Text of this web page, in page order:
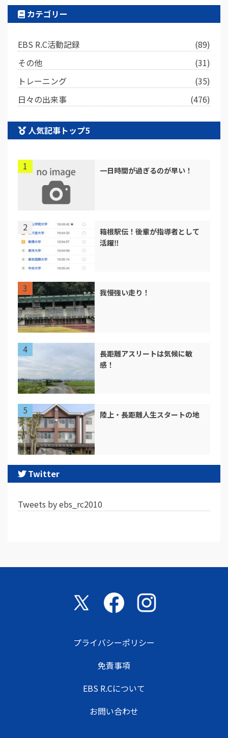
カテゴリー
EBS R.C活動記録
(89)
その他
(31)
トレーニング
(35)
日々の出来事
(476)
人気記事トップ5
一日時間が過ぎるのが早い！
箱根駅伝！後輩が指導者として
活躍‼︎
我慢強い走り！
長距離アスリートは気候に敏
感！
陸上・長距離人生スタートの地
Twitter
Tweets by ebs_rc2010
プライバシーポリシー
免責事項
EBS R.Cについて
お問い合わせ